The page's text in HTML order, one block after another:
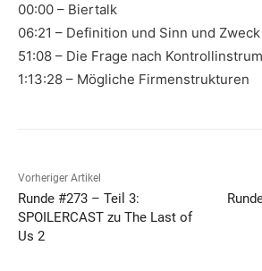
00:00 – Biertalk
06:21 – Definition und Sinn und
51:08 – Die Frage nach
1:13:28 – Mögliche Firmenstrukturen
Vorheriger Artikel
Runde #273 – Teil 3:
SPOILERCAST zu The Last of
Us 2